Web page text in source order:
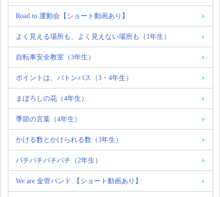
Road to 運動会【ショート動画あり】
よく見える場所も、よく見えない場所も（1年生）
自転車安全教室（3年生）
ポイントは、バトンパス（3・4年生）
まぼろしの花（4年生）
季節の言葉（4年生）
かける数とかけられる数（3年生）
パチパチパチパチ（2年生）
We are 金管バンド.【ショート動画あり】